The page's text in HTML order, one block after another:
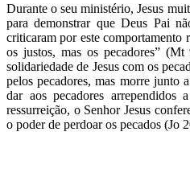
Durante o seu ministério, Jesus
para demonstrar que Deus Pai
criticaram por este comportamento
os justos, mas os pecadores”
solidariedade de Jesus com os
pelos pecadores, mas morre junto
dar aos pecadores arrependidos
ressurreição, o Senhor Jesus
o poder de perdoar os pecados (Jo